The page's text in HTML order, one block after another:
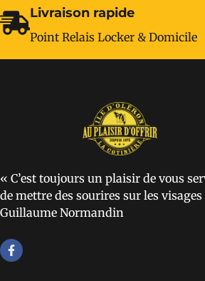
Livraison rapide
Point Relais Locker & Domicile
« C’est toujours un plaisir de vous
de mettre des sourires sur les visages
Guillaume Normandin